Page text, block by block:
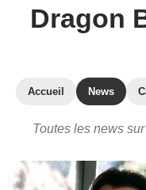
Dragon
Accueil News
Toutes les news